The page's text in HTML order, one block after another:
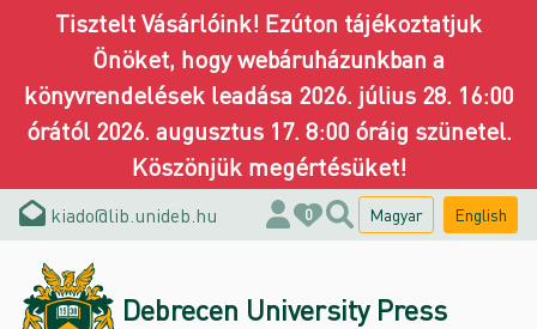
Tisztelt Vásárlóink! Ezúton tájékoztatjuk
Önöket, hogy webáruházunkban a
könyvrendelések leadása 2026. július 28. 16:00
órától 2026. augusztus 17. 8:00 óráig szünetel.
Köszönjük megértésüket!
kiado@lib.unideb.hu 0 Magyar English
Debrecen University Press